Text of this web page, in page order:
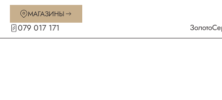
МАГАЗИНЫ
079 017 171 Золото